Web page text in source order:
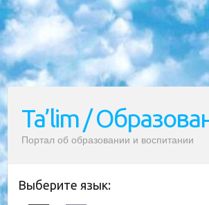
Ta’lim /
Портал об образовании и воспитании
Выберите язык: